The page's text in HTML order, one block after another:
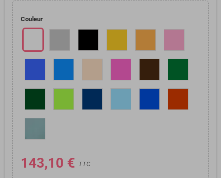
Couleur
143,10 € TTC